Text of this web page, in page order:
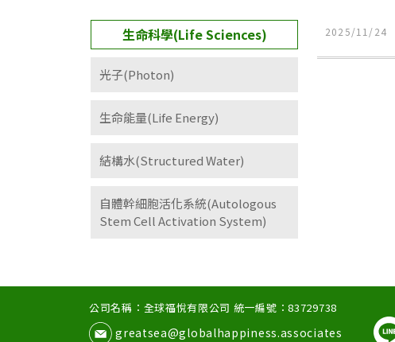
生命科學(Life Sciences)
光子(Photon)
生命能量(Life Energy)
結構水(Structured Water)
自體幹細胞活化系統(Autologous
Stem Cell Activation System)
2025/11/24
公司名稱：全球福悅有限公司 統一編號：83729738
greatsea@globalhappiness.associates